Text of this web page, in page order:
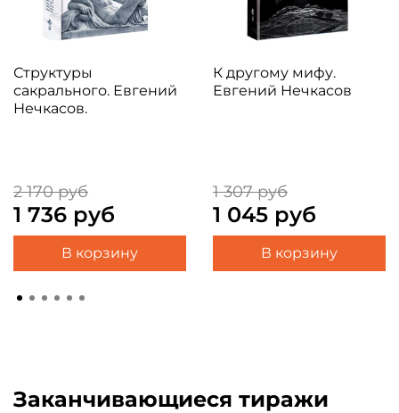
Структуры
сакрального. Евгений
Нечкасов.
2 170 руб
1 736 руб
В корзину
К другому мифу.
Евгений Нечкасов
1 307 руб
1 045 руб
В корзину
Заканчивающиеся тиражи